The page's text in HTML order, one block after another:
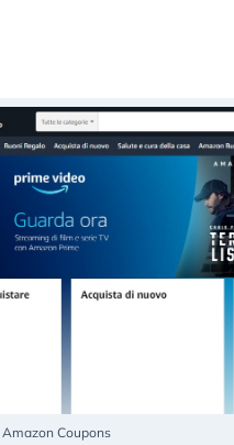
Amazon Coupons